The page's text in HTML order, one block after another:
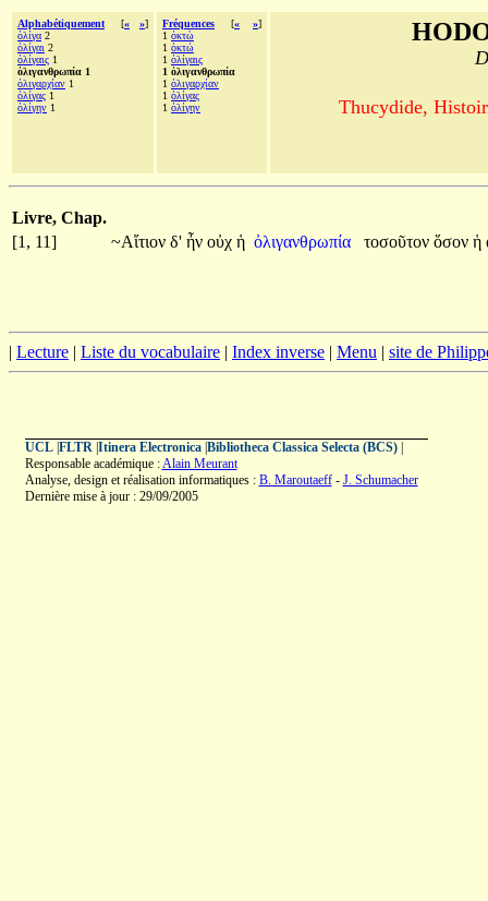
Alphabétiquement [« »]
ὀλίγα 2
ὀλίγαι 2
ὀλίγαις 1
ὀλιγανθρωπία 1
ὀλιγαρχίαν 1
ὀλίγας 1
ὀλίγην 1
Fréquences [« »]
1 ὀκτὼ
1 ὀκτώ
1 ὀλίγαις
1 ὀλιγανθρωπία
1 ὀλιγαρχίαν
1 ὀλίγας
1 ὀλίγην Thucydide,
Livre, Chap.
[1, 11]
~Αἴτιον δ' ἦν οὐχ ἡ ὀλιγανθρωπία τοσοῦτον ὅσον ἡ
| Lecture | Liste du vocabulaire | Index inverse | Menu | site de
UCL| FLTR| Itinera Electronica| Bibliotheca Classica Selecta (BCS)|
Responsable académique :Alain Meurant
Analyse, design et réalisation informatiques : B. Maroutaeff- J. Schumacher
Dernière mise à jour : 29/09/2005